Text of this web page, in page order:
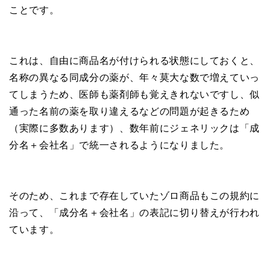
ことです。
これは、自由に商品名が付けられる状態にしておくと、
名称の異なる同成分の薬が、年々莫大な数で増えていっ
てしまうため、医師も薬剤師も覚えきれないですし、似
通った名前の薬を取り違えるなどの問題が起きるため
（実際に多数あります）、数年前にジェネリックは「成
分名＋会社名」で統一されるようになりました。
そのため、これまで存在していたゾロ商品もこの規約に
沿って、「成分名＋会社名」の表記に切り替えが行われ
ています。